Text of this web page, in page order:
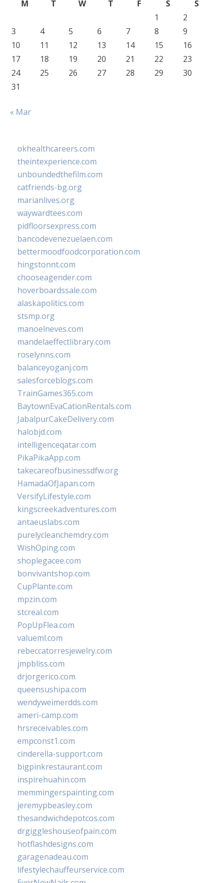
M T W T F S
S
1
2
3
4 5 6 7 8
9
10
11 12 13 14 15
16
17
18 19 20 21 22
23
24
25 26 27 28 29
30
31
« Mar
okhealthcareers.com
theintexperience.com
unboundedthefilm.com
catfriends-bg.org
marianlives.org
waywardtees.com
pidfloorsexpress.com
bancodevenezuelaen.com
bettermoodfoodcorporation.com
hingstonnt.com
chooseagender.com
hoverboardssale.com
alaskapolitics.com
stsmp.org
manoelneves.com
mandelaeffectlibrary.com
roselynns.com
balanceyoganj.com
salesforceblogs.com
TrainGames365.com
BaytownEvaCationRentals.com
JabalpurCakeDelivery.com
halobjd.com
intelligenceqatar.com
PikaPikaApp.com
takecareofbusinessdfw.org
HamadaOfJapan.com
VersifyLifestyle.com
kingscreekadventures.com
antaeuslabs.com
purelycleanchemdry.com
WishOping.com
shoplegacee.com
bonvivantshop.com
CupPlante.com
mpzin.com
stcreal.com
PopUpFlea.com
valueml.com
rebeccatorresjewelry.com
jmpbliss.com
drjorgerico.com
queensushipa.com
wendyweimerdds.com
ameri-camp.com
hrsreceivables.com
empconst1.com
cinderella-support.com
bigpinkrestaurant.com
inspirehuahin.com
memmingerspainting.com
jeremypbeasley.com
thesandwichdepotcos.com
drgiggleshouseofpain.com
hotflashdesigns.com
garagenadeau.com
lifestylechauffeurservice.com